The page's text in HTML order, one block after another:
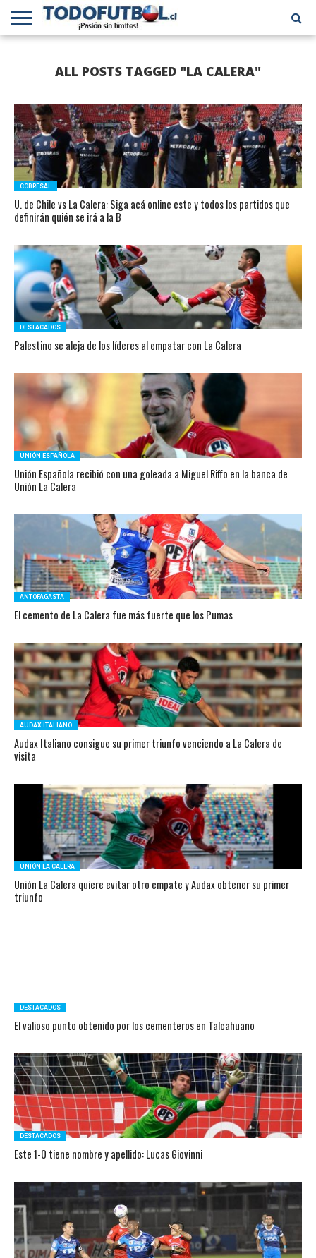
CHILENA
MUNDO
INTERNACIONAL
ALL POSTS TAGGED "LA CALERA"
COBRESAL
U. de Chile vs La Calera: Siga acá online este y todos los partidos que
definirán quién se irá a la B
DESTACADOS
Palestino se aleja de los líderes al empatar con La Calera
UNIÓN ESPAÑOLA
Unión Española recibió con una goleada a Miguel Riffo en la banca de
Unión La Calera
ANTOFAGASTA
El cemento de La Calera fue más fuerte que los Pumas
AUDAX ITALIANO
Audax Italiano consigue su primer triunfo venciendo a La Calera de
visita
UNIÓN LA CALERA
Unión La Calera quiere evitar otro empate y Audax obtener su primer
triunfo
DESTACADOS
El valioso punto obtenido por los cementeros en Talcahuano
DESTACADOS
Este 1-0 tiene nombre y apellido: Lucas Giovinni